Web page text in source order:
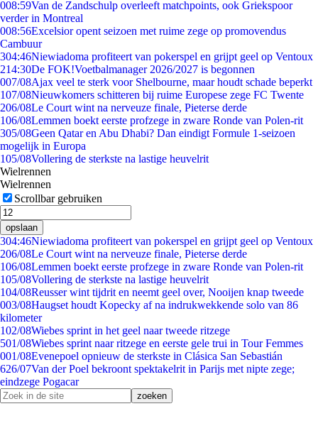
008:59Van de Zandschulp overleeft matchpoints, ook Griekspoor
verder in Montreal
008:56Excelsior opent seizoen met ruime zege op promovendus
Cambuur
304:46Niewiadoma profiteert van pokerspel en grijpt geel op Ventoux
214:30De FOK!Voetbalmanager 2026/2027 is begonnen
007/08Ajax veel te sterk voor Shelbourne, maar houdt schade beperkt
107/08Nieuwkomers schitteren bij ruime Europese zege FC Twente
206/08Le Court wint na nerveuze finale, Pieterse derde
106/08Lemmen boekt eerste profzege in zware Ronde van Polen-rit
305/08Geen Qatar en Abu Dhabi? Dan eindigt Formule 1-seizoen
mogelijk in Europa
105/08Vollering de sterkste na lastige heuvelrit
Wielrennen
Wielrennen
Scrollbar gebruiken
opslaan
304:46Niewiadoma profiteert van pokerspel en grijpt geel op Ventoux
206/08Le Court wint na nerveuze finale, Pieterse derde
106/08Lemmen boekt eerste profzege in zware Ronde van Polen-rit
105/08Vollering de sterkste na lastige heuvelrit
104/08Reusser wint tijdrit en neemt geel over, Nooijen knap tweede
003/08Haugset houdt Kopecky af na indrukwekkende solo van 86
kilometer
102/08Wiebes sprint in het geel naar tweede ritzege
501/08Wiebes sprint naar ritzege en eerste gele trui in Tour Femmes
001/08Evenepoel opnieuw de sterkste in Clásica San Sebastián
626/07Van der Poel bekroont spektakelrit in Parijs met nipte zege;
eindzege Pogacar